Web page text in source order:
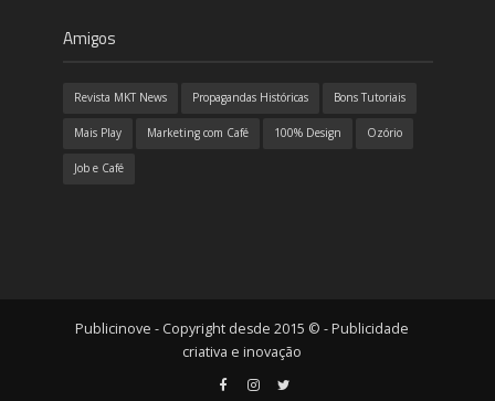
Amigos
Revista MKT News Propagandas Históricas Bons Tutoriais
Mais Play Marketing com Café 100% Design Ozório
Job e Café
Publicinove - Copyright desde 2015 © - Publicidade
criativa e inovação